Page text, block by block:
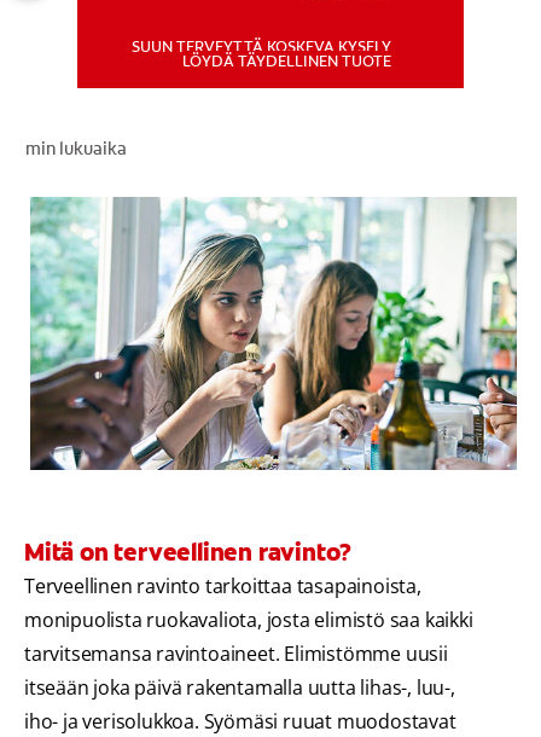
KULUTTAJILLE
AMMATTILAISILLE
FI (FI)
REKISTERÖIDY
SUUN TERVEYTTÄ KOSKEVA KYSELY
LÖYDÄ TÄYDELLINEN TUOTE
min lukuaika
Mitä on terveellinen ravinto?
Terveellinen ravinto tarkoittaa tasapainoista,
monipuolista ruokavaliota, josta elimistö saa kaikki
tarvitsemansa ravintoaineet. Elimistömme uusii
itseään joka päivä rakentamalla uutta lihas-, luu-,
iho- ja verisolukkoa. Syömäsi ruuat muodostavat